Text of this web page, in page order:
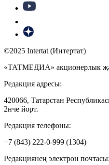
©2025 Intertat (Интертат)
«ТАТМЕДИА» акционерлык
Редакция адресы:
420066, Татарстан
2нче йорт.
Редакция телефоны:
+7 (843) 222-0-999 (1304)
Редакциянең электрон почтасы: